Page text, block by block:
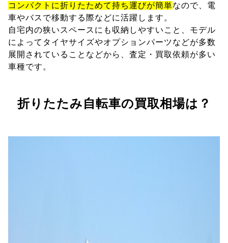
コンパクトに折りたためて持ち運びが簡単なので、電
車やバスで移動する際などに活躍します。
自宅内の狭いスペースにも収納しやすいこと、モデル
によってタイヤサイズやオプションパーツなどが多数
展開されていることなどから、査定・買取依頼が多い
車種です。
折りたたみ自転車の買取相場は？